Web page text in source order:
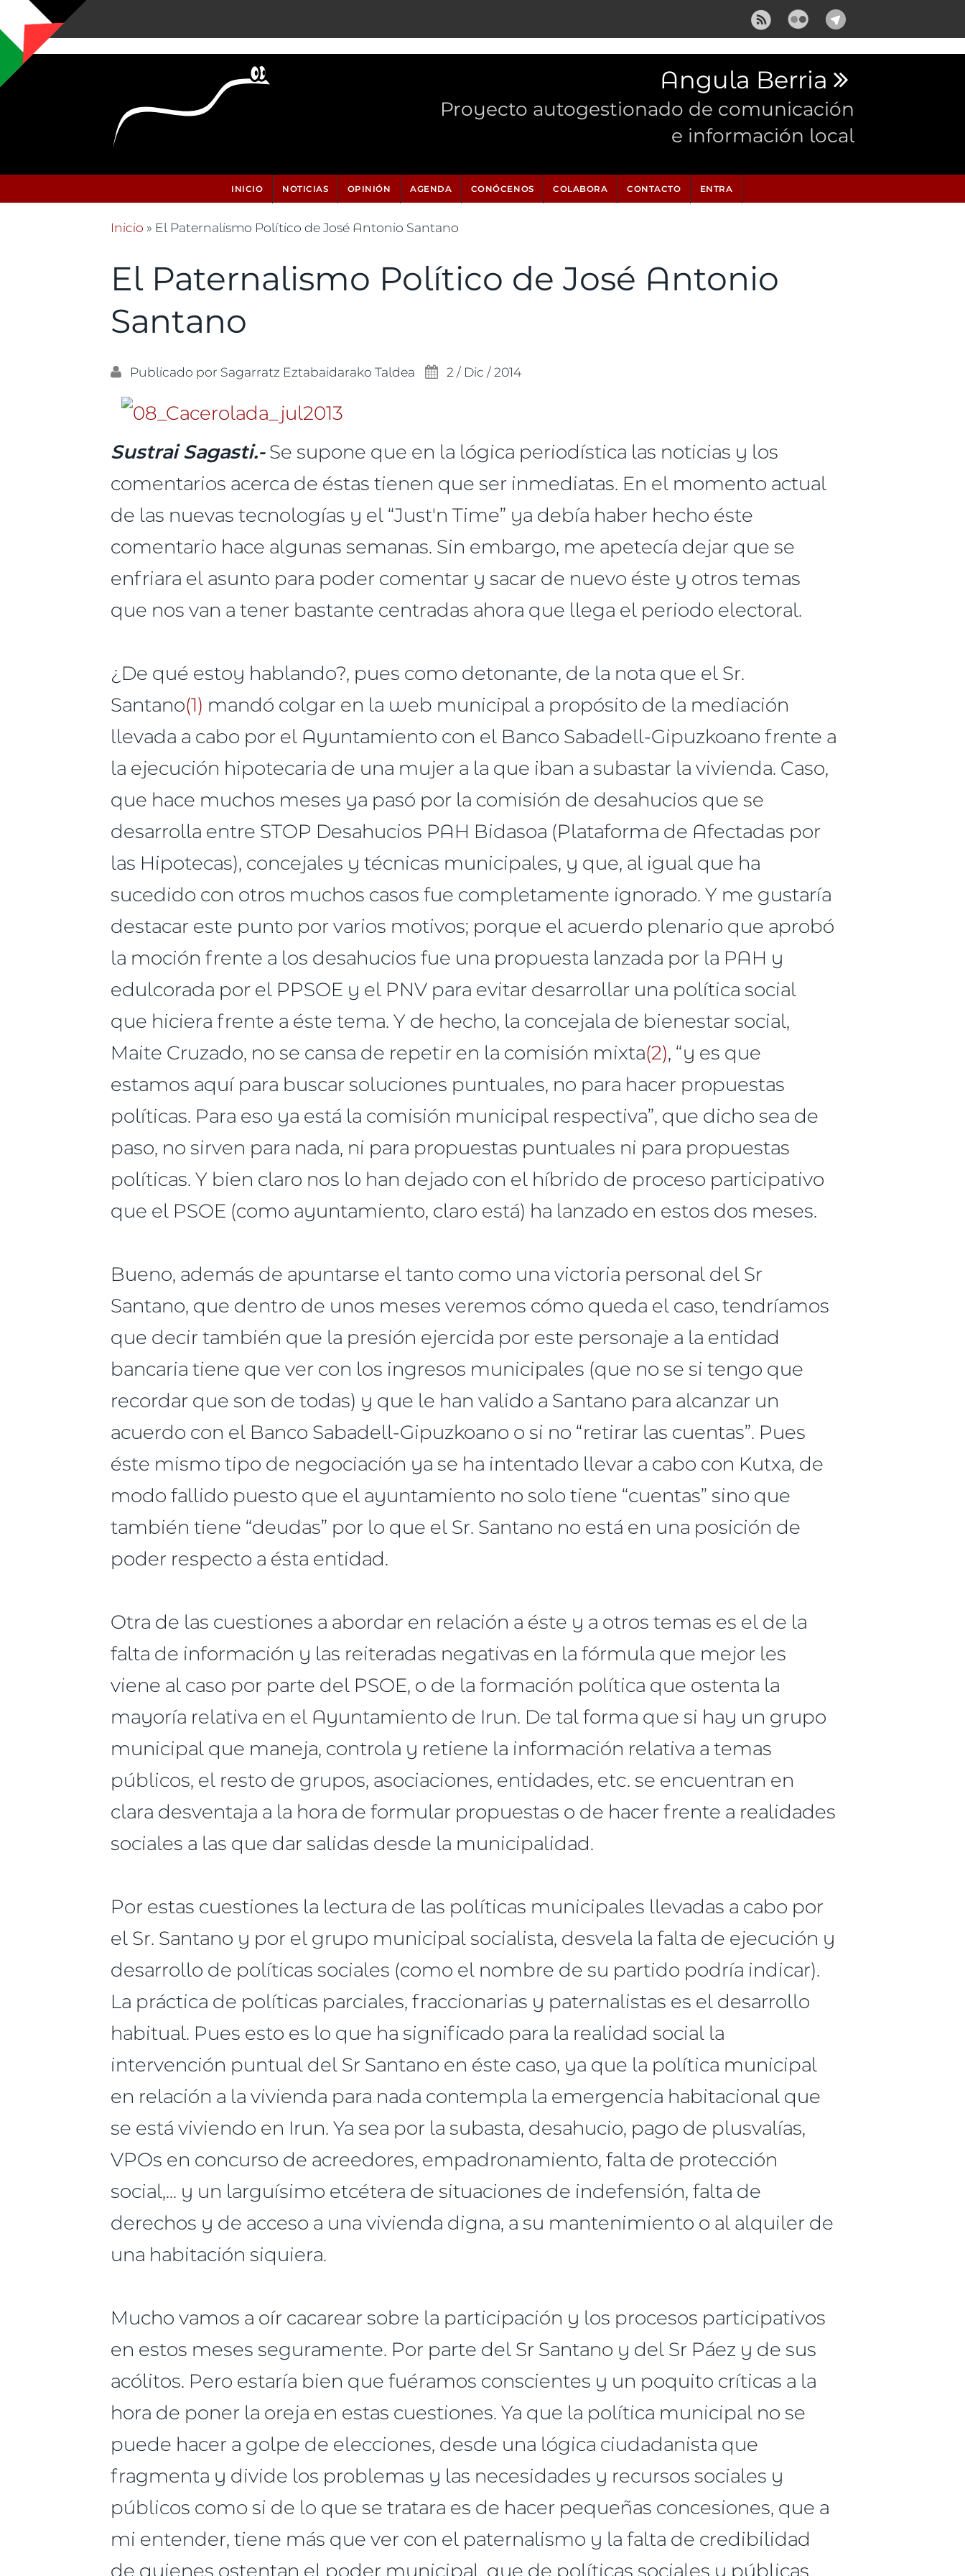
Pasar al contenido principal
Angula Berria
Proyecto autogestionado de comunicación
e información local
INICIO NOTICIAS OPINIÓN AGENDA CONÓCENOS COLABORA CONTACTO ENTRA
Se encuentra usted aquí
Inicio » El Paternalismo Político de José Antonio Santano
El Paternalismo Político de José Antonio
Santano
Publicado por Sagarratz Eztabaidarako Taldea 2 / Dic / 2014
Sustrai Sagasti.-Se supone que en la lógica periodística las noticias y los
comentarios acerca de éstas tienen que ser inmediatas. En el momento actual
de las nuevas tecnologías y el “Just'n Time” ya debía haber hecho éste
comentario hace algunas semanas. Sin embargo, me apetecía dejar que se
enfriara el asunto para poder comentar y sacar de nuevo éste y otros temas
que nos van a tener bastante centradas ahora que llega el periodo electoral.
¿De qué estoy hablando?, pues como detonante, de la nota que el Sr.
Santano(1) mandó colgar en la web municipal a propósito de la mediación
llevada a cabo por el Ayuntamiento con el Banco Sabadell-Gipuzkoano frente a
la ejecución hipotecaria de una mujer a la que iban a subastar la vivienda. Caso,
que hace muchos meses ya pasó por la comisión de desahucios que se
desarrolla entre STOP Desahucios PAH Bidasoa (Plataforma de Afectadas por
las Hipotecas), concejales y técnicas municipales, y que, al igual que ha
sucedido con otros muchos casos fue completamente ignorado. Y me gustaría
destacar este punto por varios motivos; porque el acuerdo plenario que aprobó
la moción frente a los desahucios fue una propuesta lanzada por la PAH y
edulcorada por el PPSOE y el PNV para evitar desarrollar una política social
que hiciera frente a éste tema. Y de hecho, la concejala de bienestar social,
Maite Cruzado, no se cansa de repetir en la comisión mixta(2), “y es que
estamos aquí para buscar soluciones puntuales, no para hacer propuestas
políticas. Para eso ya está la comisión municipal respectiva”, que dicho sea de
paso, no sirven para nada, ni para propuestas puntuales ni para propuestas
políticas. Y bien claro nos lo han dejado con el híbrido de proceso participativo
que el PSOE (como ayuntamiento, claro está) ha lanzado en estos dos meses.
Bueno, además de apuntarse el tanto como una victoria personal del Sr
Santano, que dentro de unos meses veremos cómo queda el caso, tendríamos
que decir también que la presión ejercida por este personaje a la entidad
bancaria tiene que ver con los ingresos municipales (que no se si tengo que
recordar que son de todas) y que le han valido a Santano para alcanzar un
acuerdo con el Banco Sabadell-Gipuzkoano o si no “retirar las cuentas”. Pues
éste mismo tipo de negociación ya se ha intentado llevar a cabo con Kutxa, de
modo fallido puesto que el ayuntamiento no solo tiene “cuentas” sino que
también tiene “deudas” por lo que el Sr. Santano no está en una posición de
poder respecto a ésta entidad.
Otra de las cuestiones a abordar en relación a éste y a otros temas es el de la
falta de información y las reiteradas negativas en la fórmula que mejor les
viene al caso por parte del PSOE, o de la formación política que ostenta la
mayoría relativa en el Ayuntamiento de Irun. De tal forma que si hay un grupo
municipal que maneja, controla y retiene la información relativa a temas
públicos, el resto de grupos, asociaciones, entidades, etc. se encuentran en
clara desventaja a la hora de formular propuestas o de hacer frente a realidades
sociales a las que dar salidas desde la municipalidad.
Por estas cuestiones la lectura de las políticas municipales llevadas a cabo por
el Sr. Santano y por el grupo municipal socialista, desvela la falta de ejecución y
desarrollo de políticas sociales (como el nombre de su partido podría indicar).
La práctica de políticas parciales, fraccionarias y paternalistas es el desarrollo
habitual. Pues esto es lo que ha significado para la realidad social la
intervención puntual del Sr Santano en éste caso, ya que la política municipal
en relación a la vivienda para nada contempla la emergencia habitacional que
se está viviendo en Irun. Ya sea por la subasta, desahucio, pago de plusvalías,
VPOs en concurso de acreedores, empadronamiento, falta de protección
social,... y un larguísimo etcétera de situaciones de indefensión, falta de
derechos y de acceso a una vivienda digna, a su mantenimiento o al alquiler de
una habitación siquiera.
Mucho vamos a oír cacarear sobre la participación y los procesos participativos
en estos meses seguramente. Por parte del Sr Santano y del Sr Páez y de sus
acólitos. Pero estaría bien que fuéramos conscientes y un poquito críticas a la
hora de poner la oreja en estas cuestiones. Ya que la política municipal no se
puede hacer a golpe de elecciones, desde una lógica ciudadanista que
fragmenta y divide los problemas y las necesidades y recursos sociales y
públicos como si de lo que se tratara es de hacer pequeñas concesiones, que a
mi entender, tiene más que ver con el paternalismo y la falta de credibilidad
de quienes ostentan el poder municipal, que de políticas sociales y públicas